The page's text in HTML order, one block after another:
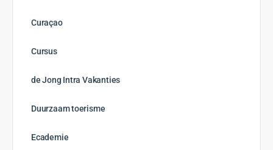
Curaçao
Cursus
de Jong Intra Vakanties
Duurzaam toerisme
Ecademie